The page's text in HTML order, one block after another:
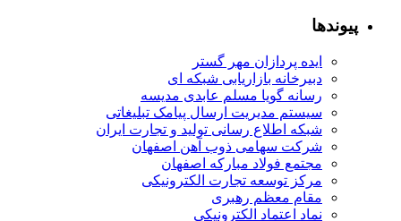
پیوندها
ایده پردازان مهر گستر
دبیرخانه بازاریابی شبکه ای
رسانه گویا مسلم عابدی مدیسه
سیستم مدیریت ارسال پیامک تبلیغاتی
شبکه اطلاع رسانی تولید و تجارت ایران
شرکت سهامی ذوب آهن اصفهان
مجتمع فولاد مبارکه اصفهان
مرکز توسعه تجارت الکترونیکی
مقام معظم رهبری
نماد اعتماد الکترونیکی